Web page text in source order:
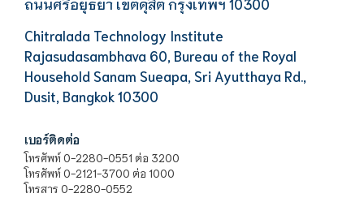
Chitralada Technology Institute
Rajasudasambhava 60, Bureau of the Royal
Household Sanam Sueapa, Sri Ayutthaya Rd.,
Dusit, Bangkok 10300
เบอร์ติดต่อ
โทรศัพท์ 0-2280-0551 ต่อ 3200
โทรศัพท์ 0-2121-3700 ต่อ 1000
โทรสาร 0-2280-0552